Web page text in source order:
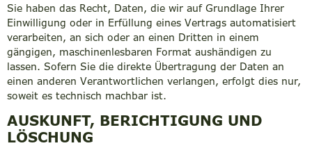
Sie haben das Recht, Daten, die wir auf Grundlage Ihrer
Einwilligung oder in Erfüllung eines Vertrags automatisiert
verarbeiten, an sich oder an einen Dritten in einem
gängigen, maschinenlesbaren Format aushändigen zu
lassen. Sofern Sie die direkte Übertragung der Daten an
einen anderen Verantwortlichen verlangen, erfolgt dies nur,
soweit es technisch machbar ist.
AUSKUNFT, BERICHTIGUNG UND
LÖSCHUNG